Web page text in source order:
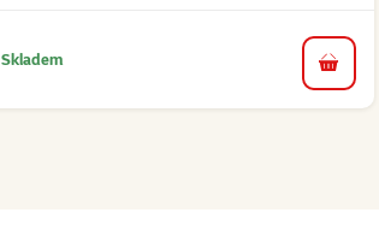
Skladem
do